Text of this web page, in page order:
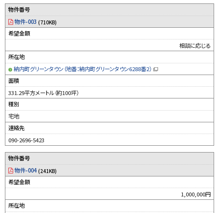
物件番号
物件-003 (710KB)
希望金額
相談に応じる
所在地
納内町グリーンタウン（地番：納内町グリーンタウン6288番2）
（
規
ン
ウ
開
ま
）
面積
331.29平方メートル（約100坪）
種別
宅地
連絡先
090-2696-5423
物件番号
物件-004 (241KB)
希望金額
1,000,000円
所在地